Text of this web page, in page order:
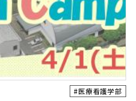
#医療看護学部